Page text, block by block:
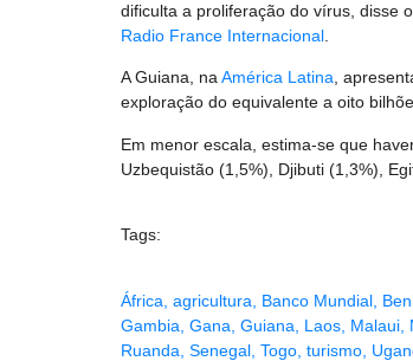
dificulta a proliferação do vírus, disse
Radio France Internacional
A Guiana, naAmérica Latina,
exploração do equivalente a oito
Em menor escala, estima-se que
Uzbequistão (1,5%), Djibuti (1,3%),
Tags:
África agricultura Banco Mundial
Gambia Gana Guiana Laos Malaui
Ruanda Senegal Togo turismo